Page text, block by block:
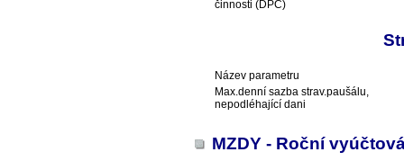
činnosti (DPČ)
Název parametru
Max.denní sazba strav.paušálu,
nepodléhající dani
MZDY - Roční